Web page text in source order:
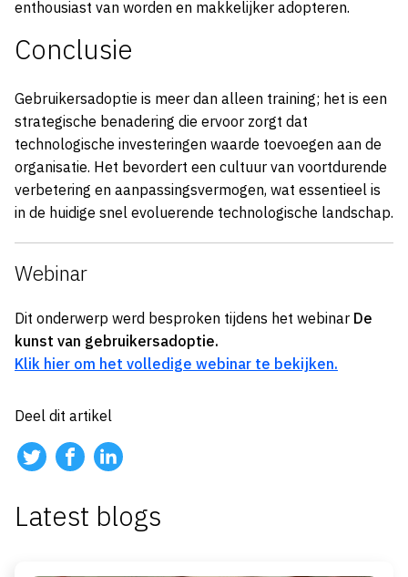
enthousiast van worden en makkelijker adopteren.
Conclusie
Gebruikersadoptie is meer dan alleen training; het is een
strategische benadering die ervoor zorgt dat
technologische investeringen waarde toevoegen aan de
organisatie. Het bevordert een cultuur van voortdurende
verbetering en aanpassingsvermogen, wat essentieel is
in de huidige snel evoluerende technologische landschap.
Webinar
Dit onderwerp werd besproken tijdens het webinar De
kunst van gebruikersadoptie.
Klik hier om het volledige webinar te bekijken.
Deel dit artikel
Latest blogs